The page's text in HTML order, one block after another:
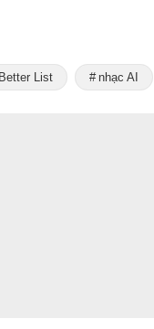
Better List nhạc AI